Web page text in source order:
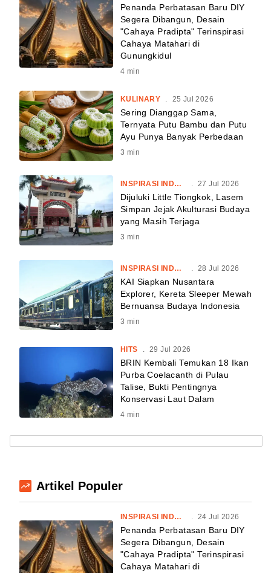
Penanda Perbatasan Baru DIY
Segera Dibangun, Desain
"Cahaya Pradipta" Terinspirasi
Cahaya Matahari di
Gunungkidul
4 min
KULINARY 25 Jul 2026
Sering Dianggap Sama,
Ternyata Putu Bambu dan Putu
Ayu Punya Banyak Perbedaan
3 min
INSPIRASI INDONESIA . 27 Jul 2026
Dijuluki Little Tiongkok, Lasem
Simpan Jejak Akulturasi Budaya
yang Masih Terjaga
3 min
INSPIRASI INDONESIA . 28 Jul 2026
KAI Siapkan Nusantara
Explorer, Kereta Sleeper Mewah
Bernuansa Budaya Indonesia
3 min
HITS . 29 Jul 2026
BRIN Kembali Temukan 18 Ikan
Purba Coelacanth di Pulau
Talise, Bukti Pentingnya
Konservasi Laut Dalam
4 min
Artikel Populer
INSPIRASI INDONESIA . 24 Jul 2026
Penanda Perbatasan Baru DIY
Segera Dibangun, Desain
"Cahaya Pradipta" Terinspirasi
Cahaya Matahari di